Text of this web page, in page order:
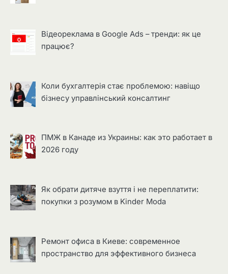
Відеореклама в Google Ads – тренди: як це
працює?
Коли бухгалтерія стає проблемою: навіщо
бізнесу управлінський консалтинг
ПМЖ в Канаде из Украины: как это работает в
2026 году
Як обрати дитяче взуття і не переплатити:
покупки з розумом в Kinder Moda
Ремонт офиса в Киеве: современное
пространство для эффективного бизнеса